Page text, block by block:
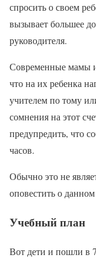
спросить о своем
вызывает большее
руководителя.
Современные мамы
что на их ребенка
учителем по тому
сомнения на этот
предупредить, что
часов.
Обычно это не
оповестить о
Учебный план
Вот дети и пошли в